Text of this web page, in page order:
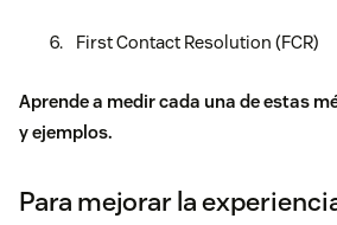
First Contact Resolution (FCR)
Aprende a medir cada una de estas
y ejemplos.
Para mejorar la